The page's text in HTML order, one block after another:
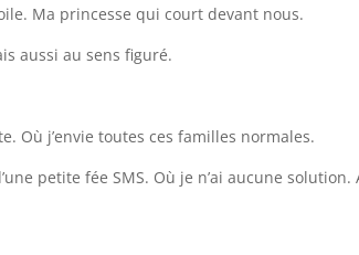
Ma princesse qui court devant nous.
aussi au sens figuré.
Où j’envie toutes ces familles normales.
petite fée SMS. Où je n’ai aucune solution.